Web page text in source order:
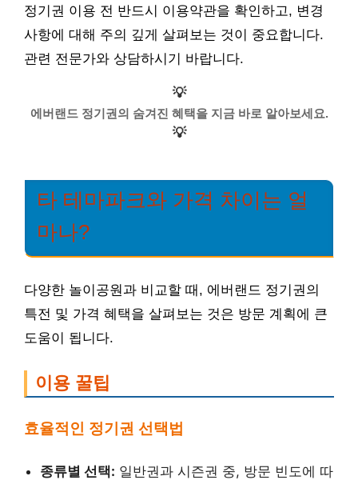
정기권 이용 전 반드시 이용약관을 확인하고, 변경
사항에 대해 주의 깊게 살펴보는 것이 중요합니다.
관련 전문가와 상담하시기 바랍니다.
💡
에버랜드 정기권의 숨겨진 혜택을 지금 바로 알아보세요.
💡
타 테마파크와 가격 차이는 얼
마나?
다양한 놀이공원과 비교할 때, 에버랜드 정기권의
특전 및 가격 혜택을 살펴보는 것은 방문 계획에 큰
도움이 됩니다.
이용 꿀팁
효율적인 정기권 선택법
종류별 선택: 일반권과 시즌권 중, 방문 빈도에 따